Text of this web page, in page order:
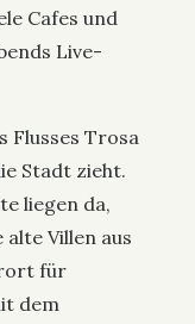
Cafes und
Live-
Flusses Trosa
Stadt zieht.
liegen da,
Villen aus
für
dem